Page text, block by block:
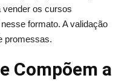
vender os cursos
formato. A validação
promessas.
Compõem a